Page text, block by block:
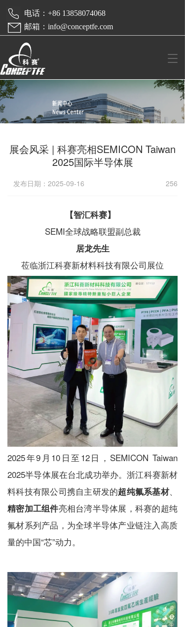
电话：+86 13858074068
邮箱：info@conceptfe.com
T
g
g
n
i
i
展会风采 | 科赛亮相SEMICON Taiwan
2025国际半导体展
发布日期：2025-09-16 256
【智汇科赛】
SEMI全球战略联盟副总裁
居龙先生
莅临浙江科赛新材料科技有限公司展位
2025年9月10日至12日，SEMICON Taiwan
2025半导体展在台北成功举办。浙江科赛新材
料科技有限公司携自主研发的超纯氟系基材、
精密加工组件亮相台湾半导体展，科赛的超纯
氟材系列产品，为全球半导体产业链注入高质
量的中国“芯”动力。